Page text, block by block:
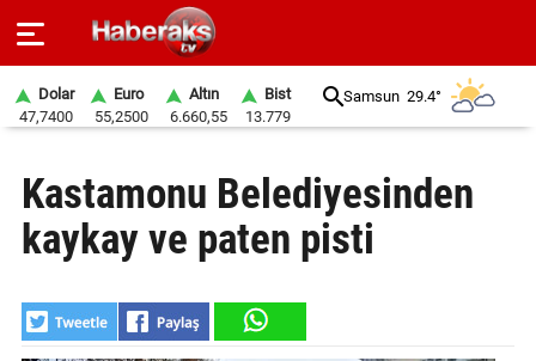
SPOR
YAŞAM
EKONOMİ
Dolar
47,7400
Euro
55,2500
Altın
6.660,55
Bist
13.779
Samsun 29.4°
Kastamonu Belediyesinden
kaykay ve paten pisti